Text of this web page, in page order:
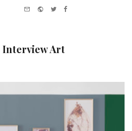
Website
TwitterFacebook
Interview Art